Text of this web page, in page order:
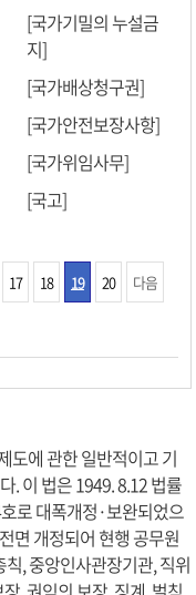
[국가기밀의 누설금
지]
[국가배상청구권]
[국가안전보장사항]
[국가위임사무]
[국고]
17 18 19 20
다음
도에 관한 일반적이고 기
. 이 법은 1949. 8.12 법률
로 대폭개정·보완되었으
면 개정되어 현행 공무원
, 중앙인사관장기관, 직위